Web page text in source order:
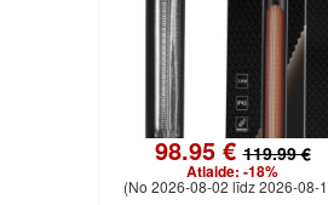
98.95 €119.99 €
Atlaide: -18%
(No 2026-08-02 līdz 2026-08-